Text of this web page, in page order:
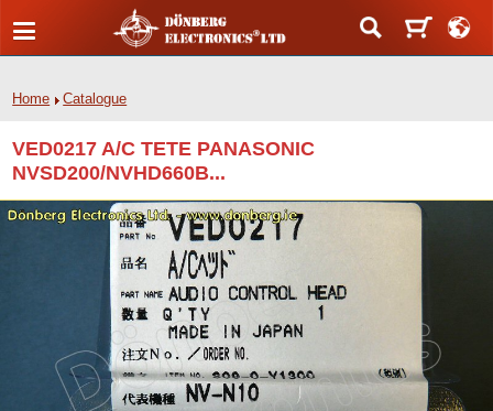
Home Catalogue
VED0217 A/C TETE PANASONIC
NVSD200/NVHD660B...